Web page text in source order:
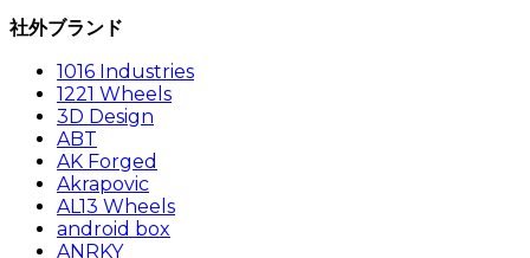
社外ブランド
1016 Industries
1221 Wheels
3D Design
ABT
AK Forged
Akrapovic
AL13 Wheels
android box
ANRKY